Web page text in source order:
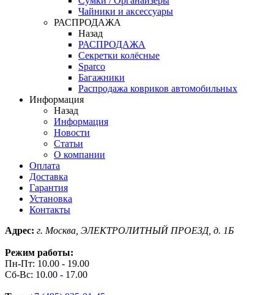
Чайники и аксессуары
РАСПРОДАЖА
Назад
РАСПРОДАЖА
Секретки колёсные
Sparco
Багажники
Распродажа ковриков автомобильных
Информация
Назад
Информация
Новости
Статьи
О компании
Оплата
Доставка
Гарантия
Установка
Контакты
Адрес: г. Москва, ЭЛЕКТРОЛИТНЫЙ ПРОЕЗД, д. 1Б
Режим работы:
Пн-Пт: 10.00 - 19.00
Сб-Вс: 10.00 - 17.00